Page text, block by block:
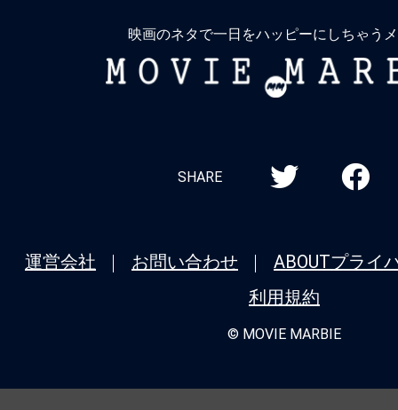
映画のネタで一日をハッピーにしちゃう
MOVIE
SHARE
運営会社 お問い合わせ ABOUTプライ
利用規約
© MOVIE MARBIE